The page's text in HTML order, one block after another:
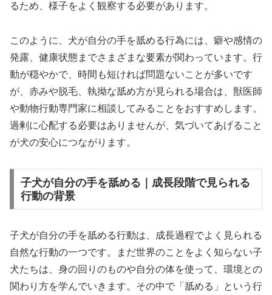
るため、様子をよく観察する必要があります。
このように、犬が自分の手を舐める行為には、癖や感情の
発露、健康状態までさまざまな要素が関わっています。行
動が穏やかで、時間も短ければ問題ないことが多いです
が、赤みや脱毛、執拗な舐め方が見られる場合は、獣医師
や動物行動専門家に相談してみることをおすすめします。
過剰に心配する必要はありませんが、気づいてあげること
が犬の安心につながります。
子犬が自分の手を舐める｜成長段階で見られる
行動の背景
子犬が自分の手を舐める行動は、成長過程でよく見られる
自然な行動の一つです。まだ世界のことをよく知らない子
犬たちは、身の回りのものや自分の体を使って、環境との
関わり方を学んでいきます。その中で「舐める」という行